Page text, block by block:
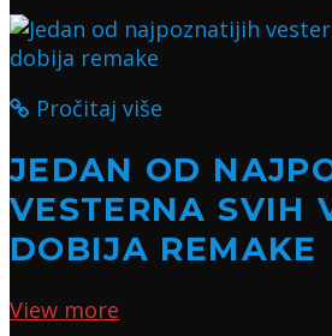
Pročitaj više
JEDAN OD
VESTERNA SVIH
DOBIJA REMAKE
View more